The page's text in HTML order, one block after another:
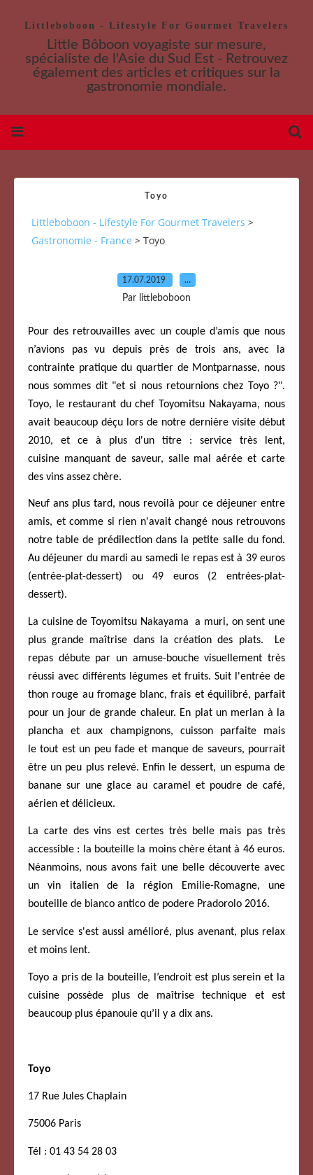
Littleboboon - Lifestyle For Gourmet Travelers
Little Bôboon voyagiste sur mesure,
spécialiste de l'Asie du Sud Est - Retrouvez
également des articles et critiques sur la
gastronomie mondiale.
Toyo
Littleboboon - Lifestyle For Gourmet Travelers >
Gastronomie - France > Toyo
17.07.2019 …
Par littleboboon
Pour des retrouvailles avec un couple d’amis que nous
n’avions pas vu depuis près de trois ans, avec la
contrainte pratique du quartier de Montparnasse, nous
nous sommes dit "et si nous retournions chez Toyo ?".
Toyo, le restaurant du chef Toyomitsu Nakayama, nous
avait beaucoup déçu lors de notre dernière visite début
2010, et ce à plus d'un titre : service très lent,
cuisine manquant de saveur, salle mal aérée et carte
des vins assez chère.
Neuf ans plus tard, nous revoilà pour ce déjeuner entre
amis, et comme si rien n'avait changé nous retrouvons
notre table de prédilection dans la petite salle du fond.
Au déjeuner du mardi au samedi le repas est à 39 euros
(entrée-plat-dessert) ou 49 euros (2 entrées-plat-
dessert).
La cuisine de Toyomitsu Nakayama a muri, on sent une
plus grande maîtrise dans la création des plats. Le
repas débute par un amuse-bouche visuellement très
réussi avec différents légumes et fruits. Suit l'entrée de
thon rouge au fromage blanc, frais et équilibré, parfait
pour un jour de grande chaleur. En plat un merlan à la
plancha et aux champignons, cuisson parfaite mais
le tout est un peu fade et manque de saveurs, pourrait
être un peu plus relevé. Enfin le dessert, un espuma de
banane sur une glace au caramel et poudre de café,
aérien et délicieux.
La carte des vins est certes très belle mais pas très
accessible : la bouteille la moins chère étant à 46 euros.
Néanmoins, nous avons fait une belle découverte avec
un vin italien de la région Emilie-Romagne, une
bouteille de bianco antico de podere Pradorolo 2016.
Le service s'est aussi amélioré, plus avenant, plus relax
et moins lent.
Toyo a pris de la bouteille, l’endroit est plus serein et la
cuisine possède plus de maîtrise technique et est
beaucoup plus épanouie qu’il y a dix ans.
Toyo
17 Rue Jules Chaplain
75006 Paris
Tél : 01 43 54 28 03